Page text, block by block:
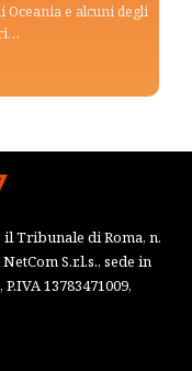
Oceania e alcuni degli
Tribunale di Roma, n.
S.r.l.s., sede in
13783471009,